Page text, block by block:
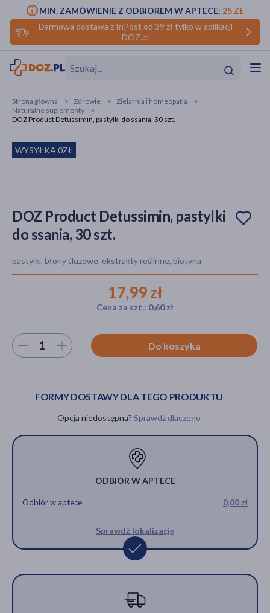
Darmowa dostawa z InPost od 39 zł tylko w aplikacji
DOZ.pl
MIN. ZAMÓWIENIE Z ODBIOREM W APTECE: 25 ZŁ
Hit
Hit
makijażu
Strona główna Zdrowie
Zielarnia i homeopatia
Naturalne suplementy
DOZ Product Detussimin, pastylki do ssania, 30 szt.
WYSYŁKA 0ZŁ
DOZ Product Detussimin, pastylki
do ssania, 30 szt.
pastylki, błony śluzowe, ekstrakty roślinne, biotyna
17,99 zł
Cena za szt.: 0,60 zł
Wybierz ilość Do koszyka
FORMY DOSTAWY DLA TEGO PRODUKTU
Opcja niedostępna? Sprawdź dlaczego
ODBIÓR W APTECE
Odbiór w aptece 0,00 zł
Sprawdź lokalizację